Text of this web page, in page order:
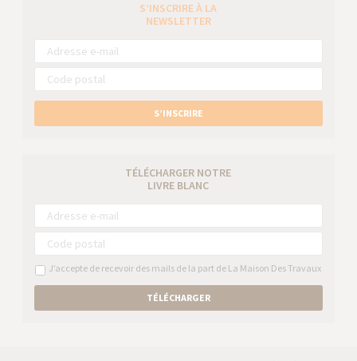
S’INSCRIRE À LA
NEWSLETTER
S’INSCRIRE
TÉLÉCHARGER NOTRE
LIVRE BLANC
J’accepte de recevoir des mails de la part de La Maison Des Travaux
TÉLÉCHARGER